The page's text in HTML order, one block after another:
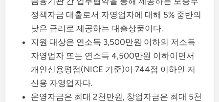
정책자금 대출로서 자영업자에 대해 5% 중반의
낮은 금리로 제공하는 대출상품이다.
지원 대상은 연소득 3,500만원 이하의 저소득
자영업자 또는 연소득 4,500만원 이하이면서
개인신용평점(NICE 기준)이 744점 이하인 저
신용 자영업자다.
운영자금은 최대 2천만원, 창업자금은 최대 5천